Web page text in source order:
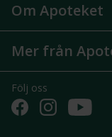
Om Apoteket
Mer från
Följ oss